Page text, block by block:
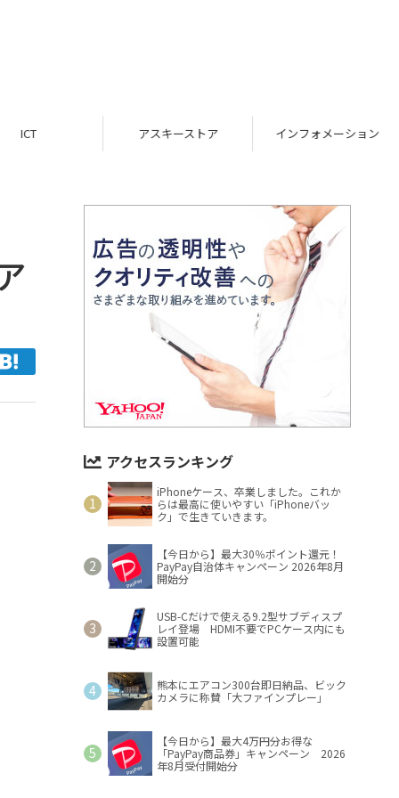
ICT アスキーストア インフォメーション
アクセスランキング
iPhoneケース、卒業しました。これか
らは最高に使いやすい「iPhoneバッ
ク」で生きていきます。
【今日から】最大30％ポイント還元！
PayPay自治体キャンペーン 2026年8月
開始分
USB-Cだけで使える9.2型サブディスプ
レイ登場 HDMI不要でPCケース内にも
設置可能
熊本にエアコン300台即日納品、ビック
カメラに称賛「大ファインプレー」
【今日から】最大4万円分お得な
「PayPay商品券」キャンペーン 2026
年8月受付開始分